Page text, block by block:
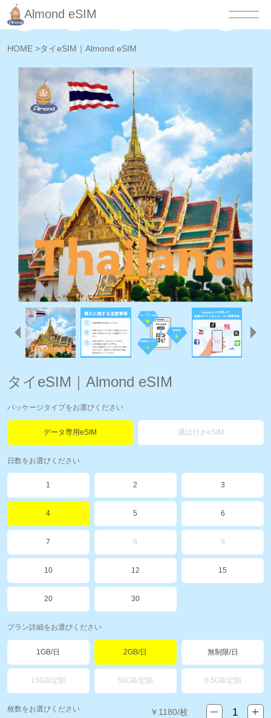
Almond eSIM
HOME >タイeSIM｜Almond eSIM
タイeSIM｜Almond eSIM
パッケージタイプをお選びください
データ専用eSIM 通話付きeSIM
日数をお選びください
1 2 3
4 5 6
7 8 9
10 12 15
20 30
プラン詳細をお選びください
1GB/日 2GB/日 無制限/日
15GB/定額 50GB/定額 0.5GB/定額
枚数をお選びください ￥ 1180/枚